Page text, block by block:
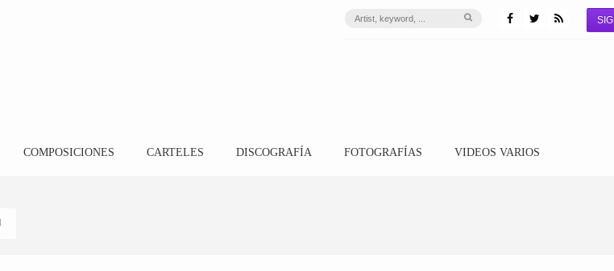
COMPOSICIONES CARTELES DISCOGRAFÍA FOTOGRAFÍAS VIDEOS VARIOS